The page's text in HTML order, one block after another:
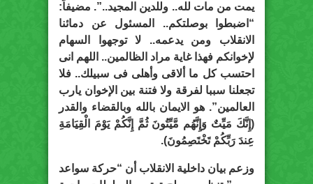
يمت من مات لله.. وللدين المجيد..”. مضيفاً:
“اضبطوا بوصلتكم.. المسئول عن دمائنا
الانقلاب ومن يدعمه.. لا توجهوا السهام
لإخوانكم فهذا غاية مراد الظالمين.. اللهم انى
احتسب كل ما ألاقى وأهلى فى سبيلك.. فلا
تجعلنا سببا لفرقة ولا فتنة بين الإخوان يارب
العالمين”. هو الايمان بالله وبالقضاء والقدر
(إِنَّكَ مَيِّتٌ وَإِنَّهُم مَّيِّتُونَ ثُمَّ إِنَّكُمْ يَوْمَ الْقِيَامَةِ
عِندَ رَبِّكُمْ تَخْتَصِمُونَ).
وزعم بيان داخلية الانقلاب أن “حركة سواعد